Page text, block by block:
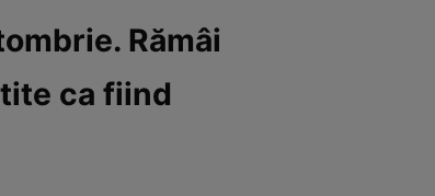
Rămâi
ca fiind